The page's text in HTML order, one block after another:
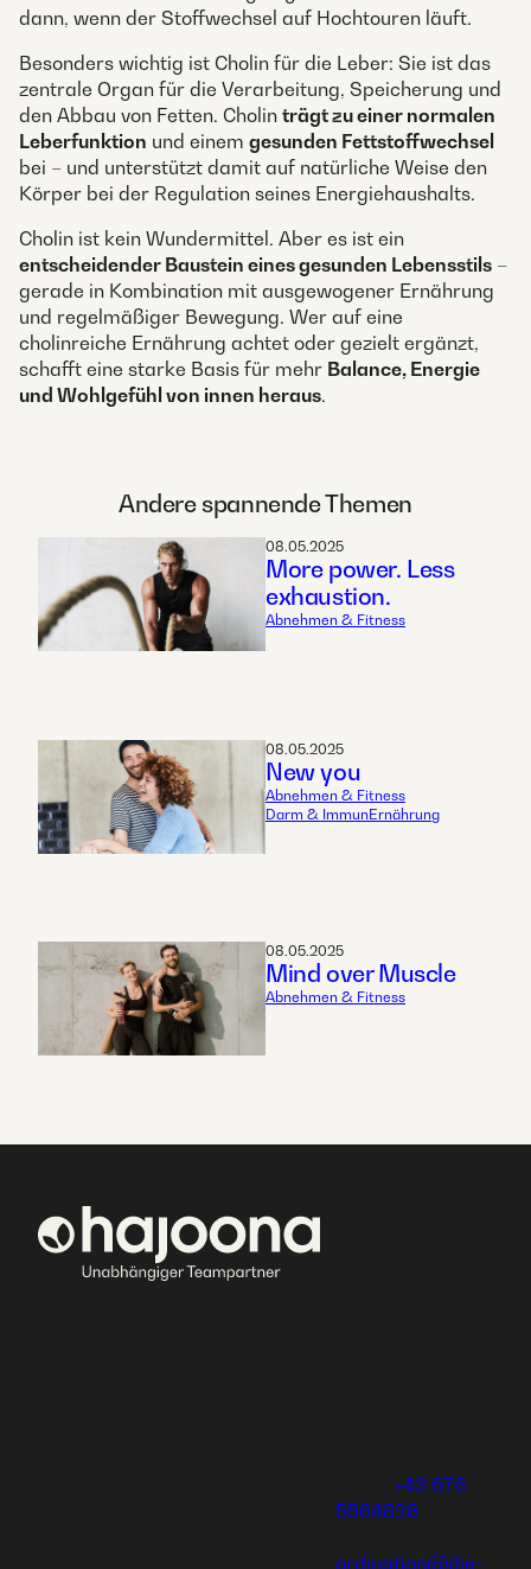
dann, wenn der Stoffwechsel auf Hochtouren läuft.
Besonders wichtig ist Cholin für die Leber: Sie ist das
zentrale Organ für die Verarbeitung, Speicherung und
den Abbau von Fetten. Cholin trägt zu einer normalen
Leberfunktion und einem gesunden Fettstoffwechsel
bei – und unterstützt damit auf natürliche Weise den
Körper bei der Regulation seines Energiehaushalts.
Cholin ist kein Wundermittel. Aber es ist ein
entscheidender Baustein eines gesunden Lebensstils –
gerade in Kombination mit ausgewogener Ernährung
und regelmäßiger Bewegung. Wer auf eine
cholinreiche Ernährung achtet oder gezielt ergänzt,
schafft eine starke Basis für mehr Balance, Energie
und Wohlgefühl von innen heraus.
Andere spannende Themen
08.05.2025
More power. Less
exhaustion.
Abnehmen & Fitness
08.05.2025
New you
Abnehmen & Fitness
Darm & ImmunErnährung
08.05.2025
Mind over Muscle
Abnehmen & Fitness
+43 676
5564828
ordination@die-